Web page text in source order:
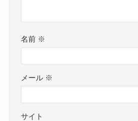
名前 ※
メール ※
サイト